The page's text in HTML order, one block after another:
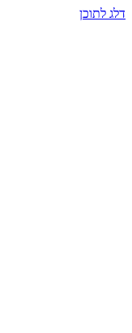
דלג לתוכן